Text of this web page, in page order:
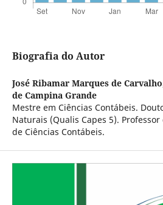
Biografia do Autor
José Ribamar Marques de
de Campina Grande
Mestre em Ciências Contábeis.
Naturais (Qualis Capes 5).
de Ciências Contábeis.